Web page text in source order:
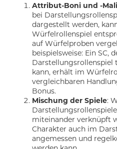
Attribut-Boni und -Mali
bei
dargestellt werden,
Würfelrollenspiel
auf Würfelproben
beispielsweise: Ein SC,
Darstellungsrollenspiel
kann, erhält im
vergleichbaren
Bonus.
Mischung der Spiele:
miteinander verknüpft
Charakter auch im
angemessen und